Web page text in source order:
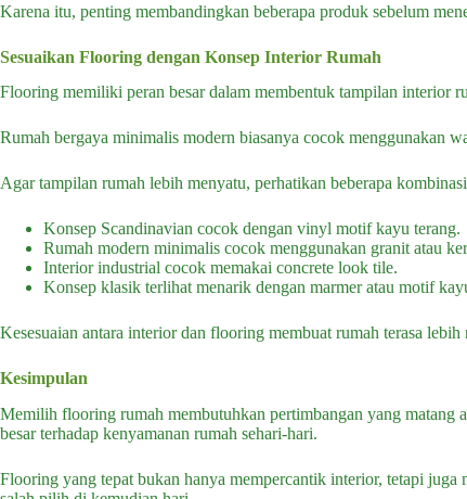
Karena itu, penting membandingkan beberapa produk sebelum
Sesuaikan Flooring dengan Konsep Interior Rumah
Flooring memiliki peran besar dalam membentuk tampilan interior
Rumah bergaya minimalis modern biasanya cocok menggunakan
Agar tampilan rumah lebih menyatu, perhatikan beberapa
Konsep Scandinavian cocok dengan vinyl motif kayu terang.
Rumah modern minimalis cocok menggunakan granit atau
Interior industrial cocok memakai concrete look tile.
Konsep klasik terlihat menarik dengan marmer atau motif
Kesesuaian antara interior dan flooring membuat rumah terasa
Kesimpulan
Memilih flooring rumah membutuhkan pertimbangan yang matang
besar terhadap kenyamanan rumah sehari-hari.
Flooring yang tepat bukan hanya mempercantik interior, tetapi